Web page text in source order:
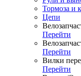
Тормоза и
Цепи
Перейти
Перейти
Вилки
Перейти